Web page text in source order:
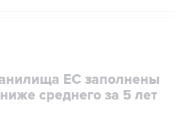
ЕС заполнены
среднего за 5 лет